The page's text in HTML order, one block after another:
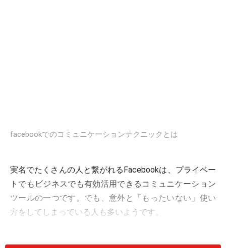
facebookでのコミュニケーションテクニックとは
実名でたくさんの人と繋がれるFacebookは、プライベー
トでもビジネスでも有効活用できるコミュニケーション
ツールの一つです。でも、意外と「もったいない」使い
方をしてしまっている人も多いようです。